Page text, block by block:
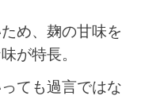
め、 麹の甘味を
が特長。
ても過言ではな